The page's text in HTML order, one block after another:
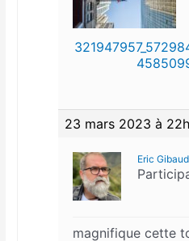
23 mars 2023 à
Eric Gibaud
magnifique cette